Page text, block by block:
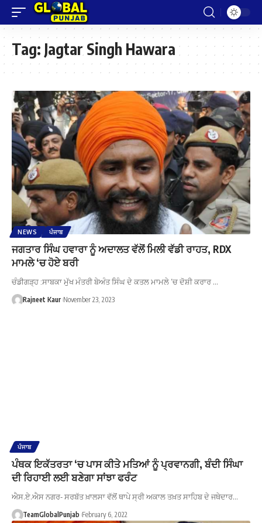
Tag: Jagtar Singh Hawara
NEWS ਪੰਜਾਬ
ਜਗਤਾਰ ਸਿੰਘ ਹਵਾਰਾ ਨੂੰ ਅਦਾਲਤ ਵੱਲੋਂ ਮਿਲੀ ਵੱਡੀ ਰਾਹਤ, RDX
ਮਾਮਲੇ ‘ਚ ਹੋਏ ਬਰੀ
ਚੰਡੀਗੜ੍ਹ :ਸਾਬਕਾ ਮੁੱਖ ਮੰਤਰੀ ਬੇਅੰਤ ਸਿੰਘ ਦੇ ਕਤਲ ਮਾਮਲੇ ’ਚ ਦੋਸ਼ੀ ਕਰਾਰ …
Rajneet Kaur November 23, 2023
ਪੰਜਾਬ
ਪੰਥਕ ਇਕੱਤਰਤਾ ‘ਚ ਪਾਸ ਕੀਤੇ ਮਤਿਆਂ ਨੂੰ ਪ੍ਰਵਾਨਗੀ, ਬੰਦੀ ਸਿੰਘਾ
ਦੀ ਰਿਹਾਈ ਲਈ ਬਣੇਗਾ ਸਾਂਝਾ ਫਰੰਟ
ਐਸ.ਏ.ਐਸ ਨਗਰ- ਸਰਬੱਤ ਖ਼ਾਲਸਾ ਵੱਲੋਂ ਥਾਪੇ ਸ੍ਰੀ ਅਕਾਲ ਤਖ਼ਤ ਸਾਹਿਬ ਦੇ ਜਥੇਦਾਰ…
TeamGlobalPunjab February 6, 2022